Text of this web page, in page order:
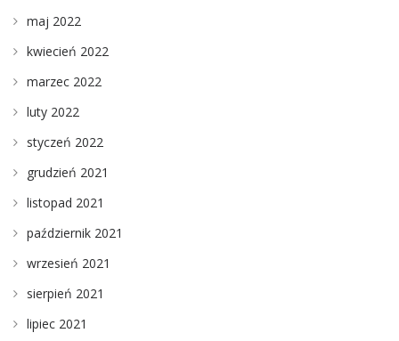
maj 2022
kwiecień 2022
marzec 2022
luty 2022
styczeń 2022
grudzień 2021
listopad 2021
październik 2021
wrzesień 2021
sierpień 2021
lipiec 2021